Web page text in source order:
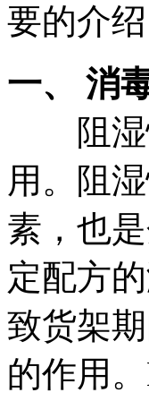
要的介绍
一、 消
阻
用。阻
素，也
定配方
致货架
的作用